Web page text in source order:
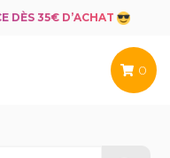
DÈS 35€ D’ACHAT
0